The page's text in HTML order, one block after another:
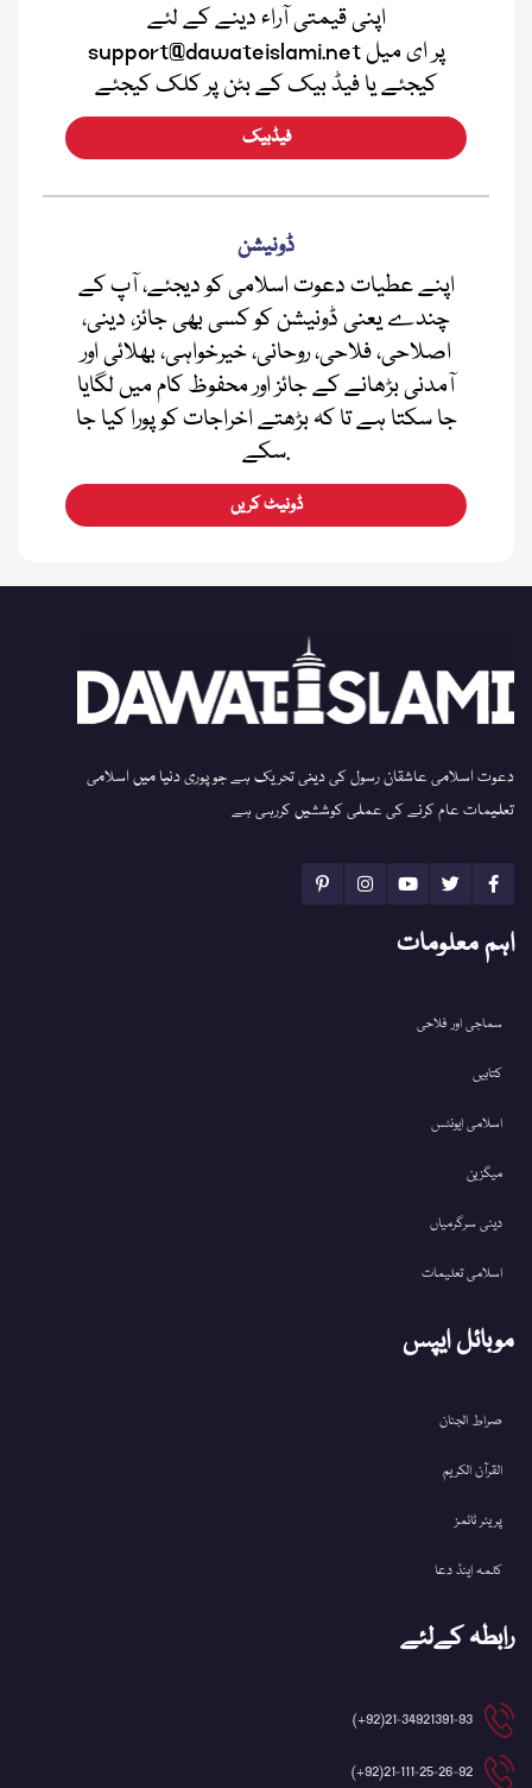
اپنی قیمتی آراء دینے کے لئے
support@dawateislami.net پر ای میل
کیجئے یا فیڈ بیک کے بٹن پر کلک کیجئے
فیڈبیک
ڈونیشن
اپنے عطیات دعوت اسلامی کو دیجئے، آپ کے
چندے یعنی ڈونیشن کو کسی بھی جائز، دینی،
اصلاحی، فلاحی، روحانی، خیرخواہی، بھلائی اور
آمدنی بڑھانے کے جائز اور محفوظ کام میں لگایا
جا سکتا ہے تا کہ بڑھتے اخراجات کو پورا کیا جا
سکے.
ڈونیٹ کریں
دعوت اسلامی عاشقان رسول کی دینی تحریک ہے جو پوری دنیا میں اسلامی
تعلیمات عام کرنے کی عملی کوششیں کررہی ہے
اہم معلومات
سماجی اور فلاحی
کتابیں
اسلامی ایونٹس
میگزین
دینی سرگرمیاں
اسلامی تعلیمات
موبائل ایپس
صراط الجنان
القرآن الکریم
پریئر ٹائمز
کلمہ اینڈ دعا
رابطہ کےلئے
21-34921391-93(92+)
21-111-25-26-92(92+)